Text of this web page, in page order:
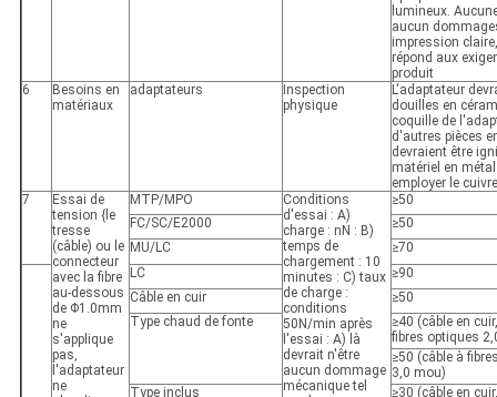
lumineux.
aucun
impression
répond aux
produit
6
Besoins en
matériaux
adaptateurs
Inspection
physique
L'adaptateur
douilles en
coquille de
d'autres pièces
devraient être
matériel en
employer le
7
Essai de
tension {le
tresse
(câble) ou le
connecteur
avec la fibre
au-dessous
de Φ1.0mm
ne
s'applique
pas,
l'adaptateur
ne
MTP/MPO
Conditions
d'essai : A)
charge : nN : B)
temps de
chargement : 10
minutes : C) taux
de charge :
conditions
50N/min après
l'essai : A) là
devrait n'être
aucun dommage
mécanique tel
≥50
FC/SC/E2000
≥50
MU/LC
≥70
LC
≥90
Câble en cuir
≥50
Type chaud de fonte
≥40 (câble en
fibres optiques
≥50 (câble à
3,0 mou)
Type inclus
≥30 (câble en